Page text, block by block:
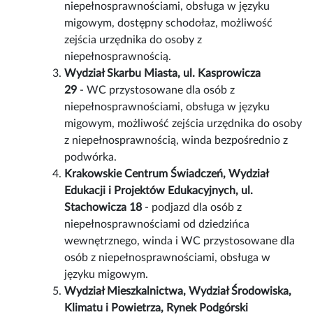
niepełnosprawnościami, obsługa w języku
migowym, dostępny schodołaz, możliwość
zejścia urzędnika do osoby z
niepełnosprawnością.
Wydział Skarbu Miasta, ul. Kasprowicza
29 - WC przystosowane dla osób z
niepełnosprawnościami, obsługa w języku
migowym, możliwość zejścia urzędnika do osoby
z niepełnosprawnością, winda bezpośrednio z
podwórka.
Krakowskie Centrum Świadczeń, Wydział
Edukacji i Projektów Edukacyjnych, ul.
Stachowicza 18- podjazd dla osób z
niepełnosprawnościami od dziedzińca
wewnętrznego, winda i WC przystosowane dla
osób z niepełnosprawnościami, obsługa w
języku migowym.
Wydział Mieszkalnictwa, Wydział Środowiska,
Klimatu i Powietrza, Rynek Podgórski